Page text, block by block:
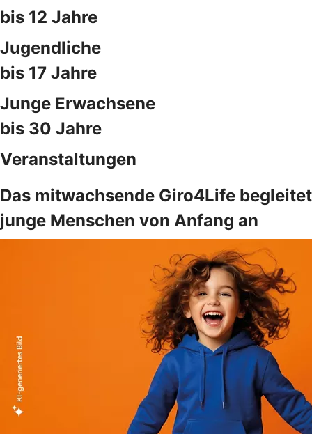
bis 12 Jahre
Jugendliche
bis 17 Jahre
Junge Erwachsene
bis 30 Jahre
Veranstaltungen
Das mitwachsende Giro4Life begleitet
junge Menschen von Anfang an